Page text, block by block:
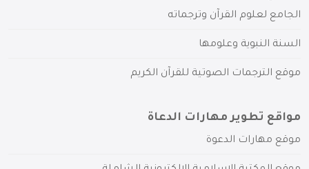
الجامع لعلوم القرآن وترجماته
السنة النبوية وعلومها
موقع الترجمات الصوتية للقرآن الكريم
مواقع تطوير مهارات الدعاة
موقع مهارات الدعوة